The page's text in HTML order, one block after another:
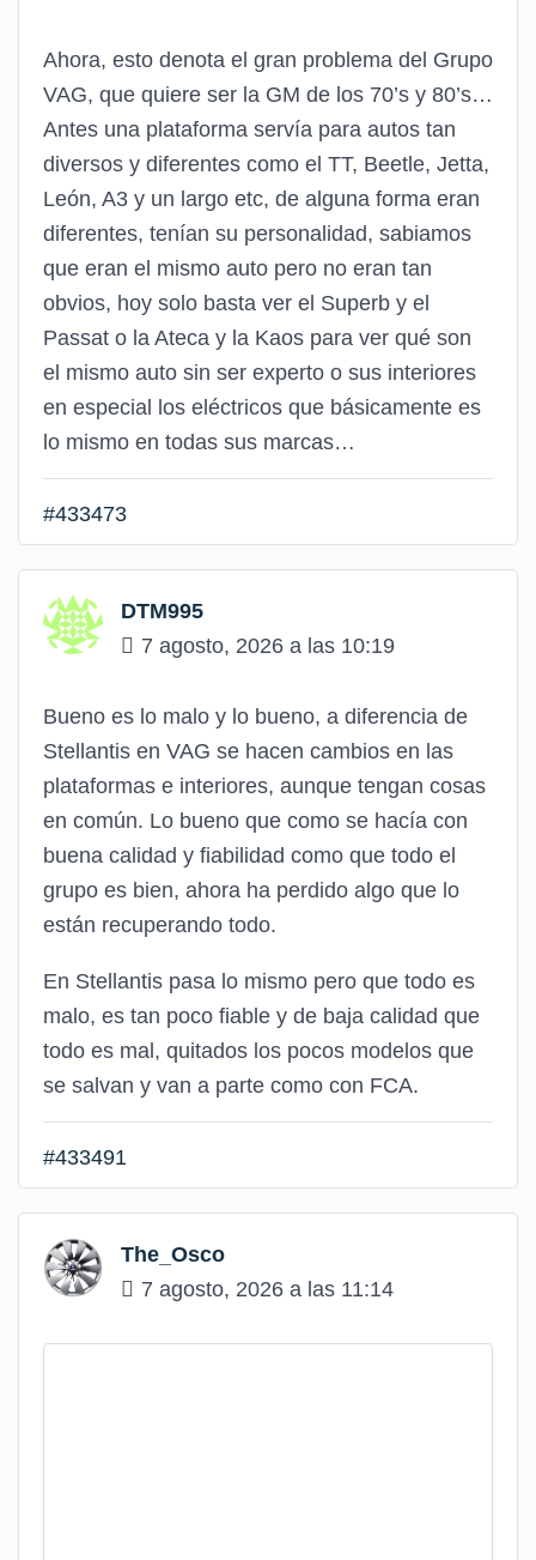
Ahora, esto denota el gran problema del Grupo
VAG, que quiere ser la GM de los 70’s y 80’s…
Antes una plataforma servía para autos tan
diversos y diferentes como el TT, Beetle, Jetta,
León, A3 y un largo etc, de alguna forma eran
diferentes, tenían su personalidad, sabiamos
que eran el mismo auto pero no eran tan
obvios, hoy solo basta ver el Superb y el
Passat o la Ateca y la Kaos para ver qué son
el mismo auto sin ser experto o sus interiores
en especial los eléctricos que básicamente es
lo mismo en todas sus marcas…
#433473
DTM995
7 agosto, 2026 a las 10:19
Bueno es lo malo y lo bueno, a diferencia de
Stellantis en VAG se hacen cambios en las
plataformas e interiores, aunque tengan cosas
en común. Lo bueno que como se hacía con
buena calidad y fiabilidad como que todo el
grupo es bien, ahora ha perdido algo que lo
están recuperando todo.
En Stellantis pasa lo mismo pero que todo es
malo, es tan poco fiable y de baja calidad que
todo es mal, quitados los pocos modelos que
se salvan y van a parte como con FCA.
#433491
The_Osco
7 agosto, 2026 a las 11:14